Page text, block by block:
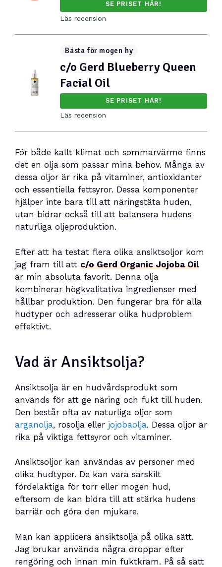
SE PRISET HÄR!
Läs recension
Bästa för mogen hy
c/o Gerd Blueberry Queen
Facial Oil
SE PRISET HÄR!
Läs recension
För både kallt klimat och sommarvärme finns
det en olja som passar mina behov. Många av
dessa oljor är rika på vitaminer, antioxidanter
och essentiella fettsyror. Dessa komponenter
hjälper inte bara till att näringstäta huden,
utan bidrar också till att balansera hudens
naturliga oljeproduktion.
Efter att ha testat flera olika ansiktsoljor kom
jag fram till att c/o Gerd Organic Jojoba Oil
är min absoluta favorit. Denna olja
kombinerar högkvalitativa ingredienser med
hållbar produktion. Den fungerar bra för alla
hudtyper och adresserar olika hudproblem
effektivt.
Vad är Ansiktsolja?
Ansiktsolja är en hudvårdsprodukt som
används för att ge näring och fukt till huden.
Den består ofta av naturliga oljor som
arganolja, rosolja eller jojobaolja. Dessa oljor är
rika på viktiga fettsyror och vitaminer.
Ansiktsoljor kan användas av personer med
olika hudtyper. De kan vara särskilt
fördelaktiga för torr eller mogen hud,
eftersom de kan bidra till att stärka hudens
barriär och göra den mjukare.
Man kan applicera ansiktsolja på olika sätt.
Jag brukar använda några droppar efter
rengöring och innan min fuktkräm. På så sätt